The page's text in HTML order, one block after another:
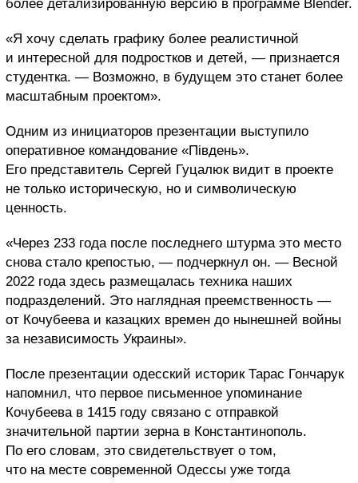
более детализированную версию в программе Blender.
«Я хочу сделать графику более реалистичной
и интересной для подростков и детей, — признается
студентка. — Возможно, в будущем это станет более
масштабным проектом».
Одним из инициаторов презентации выступило
оперативное командование «Південь».
Его представитель Сергей Гуцалюк видит в проекте
не только историческую, но и символическую
ценность.
«Через 233 года после последнего штурма это место
снова стало крепостью, — подчеркнул он. — Весной
2022 года здесь размещалась техника наших
подразделений. Это наглядная преемственность —
от Кочубеева и казацких времен до нынешней войны
за независимость Украины».
После презентации одесский историк Тарас Гончарук
напомнил, что первое письменное упоминание
Кочубеева в 1415 году связано с отправкой
значительной партии зерна в Константинополь.
По его словам, это свидетельствует о том,
что на месте современной Одессы уже тогда